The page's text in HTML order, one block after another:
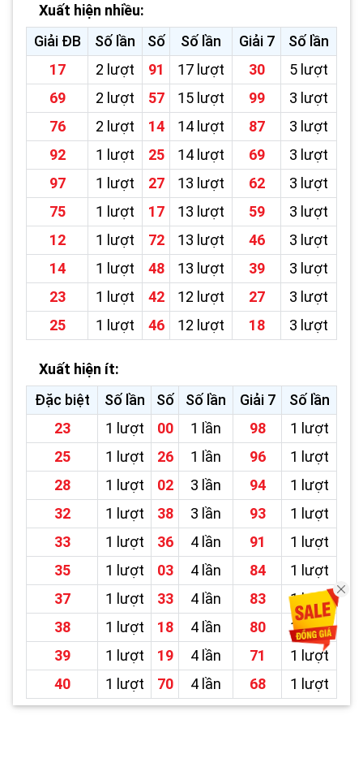
Xuất hiện nhiều:
Giải ĐB
Số lần Số Số lần Giải 7
Số lần
17
2 lượt 91 17 lượt 30
5 lượt
69
2 lượt 57 15 lượt 99
3 lượt
76
2 lượt 14 14 lượt 87
3 lượt
92
1 lượt 25 14 lượt 69
3 lượt
97
1 lượt 27 13 lượt 62
3 lượt
75
1 lượt 17 13 lượt 59
3 lượt
12
1 lượt 72 13 lượt 46
3 lượt
14
1 lượt 48 13 lượt 39
3 lượt
23
1 lượt 42 12 lượt 27
3 lượt
25
1 lượt 46 12 lượt 18 3 lượt
Xuất hiện ít:
Đặc biệt
Số lần Số Số lần Giải 7
Số lần
23
1 lượt 00 1 lần 98
1 lượt
25
1 lượt 26 1 lần 96
1 lượt
28
1 lượt 02 3 lần 94
1 lượt
32
1 lượt 38 3 lần 93
1 lượt
33
1 lượt 36 4 lần 91
1 lượt
35
1 lượt 03 4 lần 84
1 lượt
37
1 lượt 33 4 lần 83
1 lượt
38
1 lượt 18 4 lần 80
1 lượt
39
1 lượt 19 4 lần 71
1 lượt
40
1 lượt 70 4 lần 68 1 lượt